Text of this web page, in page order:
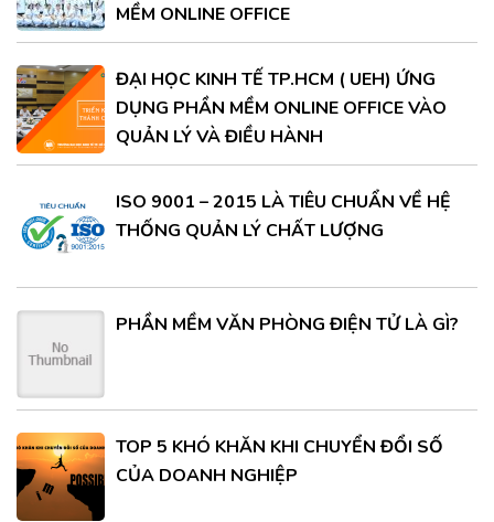
MỀM ONLINE OFFICE
ĐẠI HỌC KINH TẾ TP.HCM ( UEH) ỨNG
DỤNG PHẦN MỀM ONLINE OFFICE VÀO
QUẢN LÝ VÀ ĐIỀU HÀNH
ISO 9001 – 2015 LÀ TIÊU CHUẨN VỀ HỆ
THỐNG QUẢN LÝ CHẤT LƯỢNG
PHẦN MỀM VĂN PHÒNG ĐIỆN TỬ LÀ GÌ?
TOP 5 KHÓ KHĂN KHI CHUYỂN ĐỔI SỐ
CỦA DOANH NGHIỆP